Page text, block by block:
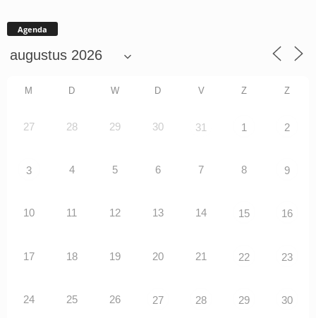
Agenda
M D W D V Z Z
27 28 29 30 31 1 2
3 4 5 6 7 8 9
10 11 12 13 14 15 16
17 18 19 20 21 22 23
24 25 26 27 28 29 30